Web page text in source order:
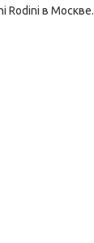
Rodini в Москве.